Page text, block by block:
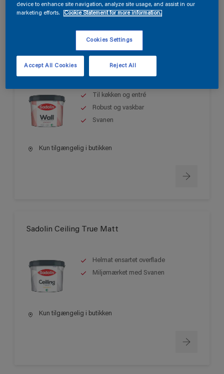
Sadolin Wall Semi Matt
Til køkken og entré
Robust og vaskbar
Svanen
Kun tilgængelig i butikken
Sadolin Ceiling True Matt
Helmat ensartet overflade
Miljømærket med Svanen
Kun tilgængelig i butikken
device to enhance site navigation, analyze site usage, and assist in our
marketing efforts.
Cookie Statement for more information.
Cookies Settings
Reject All
Accept All Cookies